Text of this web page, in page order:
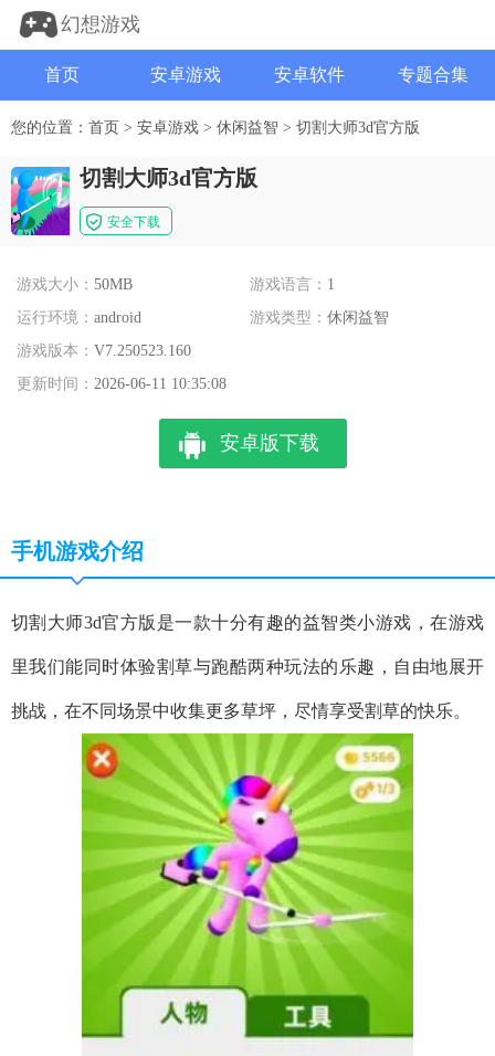
幻想游戏
首页 安卓游戏 安卓软件 专题合集
您的位置： 首页 > 安卓游戏 > 休闲益智 > 切割大师3d官方版
切割大师3d官方版
安全下载
游戏大小： 50MB 游戏语言： 1
运行环境： android 游戏类型：休闲益智
游戏版本： V7.250523.160
更新时间： 2026-06-11 10:35:08
安卓版下载
手机游戏介绍
切割大师3d官方版是一款十分有趣的益智类小游戏，在游戏
里我们能同时体验割草与跑酷两种玩法的乐趣，自由地展开
挑战，在不同场景中收集更多草坪，尽情享受割草的快乐。